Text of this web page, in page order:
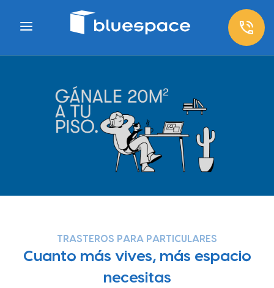
TRASTEROS PARA PARTICULARES
Cuanto más vives, más espacio
necesitas